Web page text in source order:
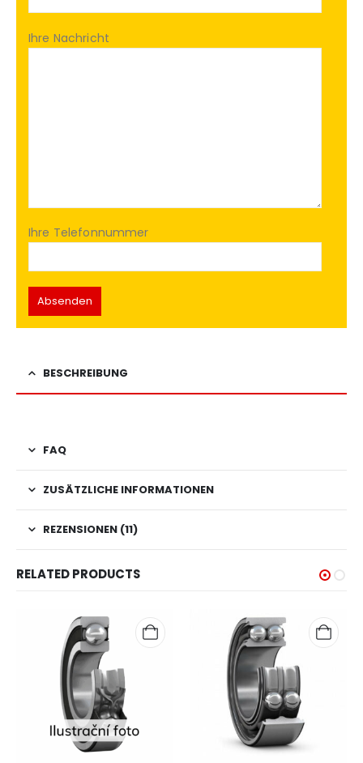
Ihre Nachricht
Ihre Telefonnummer
BESCHREIBUNG
FAQ
ZUSÄTZLICHE INFORMATIONEN
REZENSIONEN (11)
RELATED PRODUCTS